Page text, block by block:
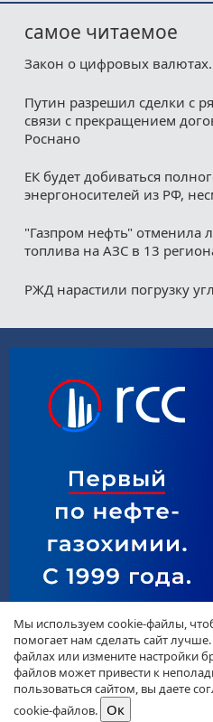
самое читаемое
Закон о цифровых
Путин разрешил сделки с
связи с прекращением
Роснано
ЕК будет добиваться
энергоносителей из РФ,
"Газпром нефть" отменила
топлива на АЗС в 13
РЖД нарастили погрузку
Мы используем cookie-файлы,
помогает нам сделать сайт
файлах или измените настройки
файлов может привести к
пользоваться сайтом, вы даете
cookie-файлов.